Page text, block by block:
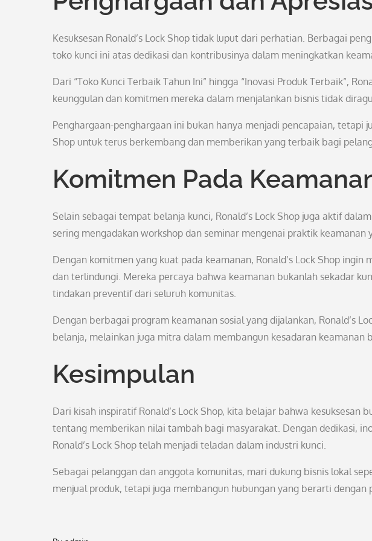
Kesuksesan Ronald’s Lock Shop tidak luput dari perhatian. Berbagai
toko kunci ini atas dedikasi dan kontribusinya dalam meningkatkan
Dari “Toko Kunci Terbaik Tahun Ini” hingga “Inovasi Produk Terbaik”,
keunggulan dan komitmen mereka dalam menjalankan bisnis tidak
Penghargaan-penghargaan ini bukan hanya menjadi pencapaian, tetapi
Shop untuk terus berkembang dan memberikan yang terbaik bagi
Komitmen Pada
Selain sebagai tempat belanja kunci, Ronald’s Lock Shop juga aktif
sering mengadakan workshop dan seminar mengenai praktik
Dengan komitmen yang kuat pada keamanan, Ronald’s Lock Shop
dan terlindungi. Mereka percaya bahwa keamanan bukanlah sekadar
tindakan preventif dari seluruh komunitas.
Dengan berbagai program keamanan sosial yang dijalankan, Ronald’s
belanja, melainkan juga mitra dalam membangun kesadaran keamanan
Kesimpulan
Dari kisah inspiratif Ronald’s Lock Shop, kita belajar bahwa kesuksesan
tentang memberikan nilai tambah bagi masyarakat. Dengan dedikasi,
Ronald’s Lock Shop telah menjadi teladan dalam industri kunci.
Sebagai pelanggan dan anggota komunitas, mari dukung bisnis lokal
menjual produk, tetapi juga membangun hubungan yang berarti dengan